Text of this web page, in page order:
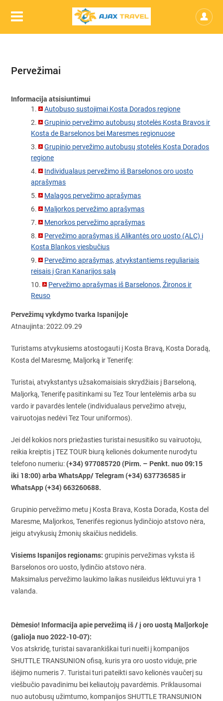
Pervežimai
Informacija atsisiuntimui
Autobuso sustojimai Kosta Dorados regione
Grupinio pervežimo autobusų stotelės Kosta Bravos ir
Kosta de Barselonos bei Maresmes regionuose
Grupinio pervežimo autobusų stotelės Kosta Dorados
regione
Individualaus pervežimo iš Barselonos oro uosto
aprašymas
Malagos pervežimo aprašymas
Maljorkos pervežimo aprašymas
Menorkos pervežimo aprašymas
Pervežimo aprašymas iš Alikantės oro uosto (ALC) į
Kosta Blankos viesbučius
Pervežimo aprašymas, atvykstantiems reguliariais
reisais į Gran Kanarijos salą
Pervežimo aprašymas iš Barselonos, Žironos ir
Reuso
Pervežimų vykdymo tvarka Ispanijoje
Atnaujinta: 2022.09.29
Turistams atvykusiems atostogauti į Kosta Bravą, Kosta Doradą,
Kosta del Maresmę, Maljorką ir Tenerifę:
Turistai, atvykstantys užsakomaisiais skrydžiais į Barseloną,
Maljorką, Tenerifę pasitinkami su Tez Tour lentelėmis arba su
vardo ir pavardės lentele (individualaus pervežimo atveju,
vairuotojas nedėvi Tez Tour uniformos).
Jei dėl kokios nors priežasties turistai nesusitiko su vairuotoju,
reikia kreiptis į TEZ TOUR biurą kelionės dokumente nurodytu
telefono numeriu:(+34) 977085720 (Pirm. – Penkt. nuo 09:15
iki 18:00) arba WhatsApp/ Telegram (+34) 637736585 ir
WhatsApp (+34) 663260688.
Grupinio pervežimo metu į Kosta Brava, Kosta Dorada, Kosta del
Maresme, Maljorkos, Tenerifės regionus lydinčiojo atstovo nėra,
jeigu atvykusių žmonių skaičius nedidelis.
Visiems Ispanijos regionams: grupinis pervežimas vyksta iš
Barselonos oro uosto, lydinčio atstovo nėra.
Maksimalus pervežimo laukimo laikas nusileidus lėktuvui yra 1
valanda.
Dėmesio! Informacija apie pervežimą iš / į oro uostą Maljorkoje
(galioja nuo 2022-10-07):
Vos atskridę, turistai savarankiškai turi nueiti į kompanijos
SHUTTLE TRANSUNION ofisą, kuris yra oro uosto viduje, prie
išėjimo numeris 7. Turistai turi pateikti savo kelionės vaučerį su
viešbučio pavadinimu bei keliautojų pavardėmis. Priklausomai
nuo autobusų užimtumo, kompanijos SHUTTLE TRANSUNION